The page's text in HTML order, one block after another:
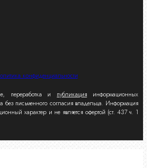
конфиденциальности
переработка и публикация информационных
без письменного согласия владельца. Информация
характер и не является офертой (ст. 437 ч. 1